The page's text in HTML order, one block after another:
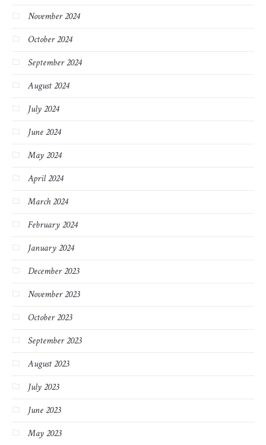
November 2024
October 2024
September 2024
August 2024
July 2024
June 2024
May 2024
April 2024
March 2024
February 2024
January 2024
December 2023
November 2023
October 2023
September 2023
August 2023
July 2023
June 2023
May 2023